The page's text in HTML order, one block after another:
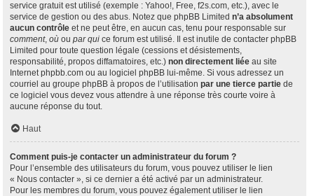
service gratuit est utilisé (exemple : Yahoo!, Free, f2s.com, etc.), avec le
service de gestion ou des abus. Notez que phpBB Limited n’a absolument
aucun contrôle et ne peut être, en aucun cas, tenu pour responsable sur
comment, où ou par qui ce forum est utilisé. Il est inutile de contacter phpBB
Limited pour toute question légale (cessions et désistements,
responsabilité, propos diffamatoires, etc.) non directement liée au site
Internet phpbb.com ou au logiciel phpBB lui-même. Si vous adressez un
courriel au groupe phpBB à propos de l’utilisation par une tierce partie de
ce logiciel vous devez vous attendre à une réponse très courte voire à
aucune réponse du tout.
Haut
Comment puis-je contacter un administrateur du forum ?
Pour l’ensemble des utilisateurs du forum, vous pouvez utiliser le lien
« Nous contacter », si ce dernier a été activé par un administrateur.
Pour les membres du forum, vous pouvez également utiliser le lien